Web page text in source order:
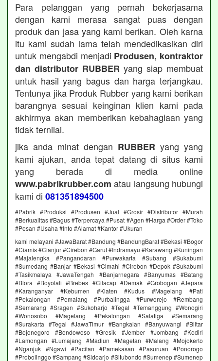
Para pelanggan yang pernah bekerjasama
dengan kami merasa sangat puas dengan
produk dan jasa yang kami berikan. Oleh karna
itu kami sudah lama telah mendedikasikan diri
untuk mengabdi menjadi Produsen, kontraktor
dan distributor RUBBER yang siap membuat
untuk hasil yang bagus dan harga terjangkau.
Tentunya jika Produk Rubber yang kami berikan
barangnya sesuai keinginan klien kami pada
akhirmya akan memberikan kebahagiaan yang
tidak ternilai.
jika anda minat dengan RUBBER yang yang
kami ajukan, anda tepat datang di situs kami
yang berada di media online
www.pabrikrubber.com atau langsung hubungi
kami di 081351894500
#Pabrik #Produksi #Produsen #Jual #Grosir #Distributor #Murah
#Berkualitas #Bagus #Terpercaya #Pusat #Agen #Harga #Order #Toko
#Pesan #Usaha #Info #Alamat #Kantor #Ukuran
kami melayani #JawaBarat #Bandung #BandungBarat #Bekasi #Bogor
#Ciamis #Cianjur #Cirebon #Garut #Indramayu #Karawang #Kuningan
#Majalengka #Pangandaran #Purwakarta #Subang #Sukabumi
#Sumedang #Banjar #Bekasi #Cimahi #Cirebon #Depok #Sukabumi
#Tasikmalaya #JawaTengah #Banjarnegara #Banyumas #Batang
#Blora #Boyolali #Brebes #Cilacap #Demak #Grobogan #Jepara
#Karanganyar #Kebumen #Klaten #Kudus #Magelang #Pati
#Pekalongan #Pemalang #Purbalingga #Purworejo #Rembang
#Semarang #Sragen #Sukoharjo #Tegal #Temanggung #Wonogiri
#Wonosobo #Magelang #Pekalongan #Salatiga #Semarang
#Surakarta #Tegal #JawaTimur #Bangkalan #Banyuwangi #Blitar
#Bojonegoro #Bondowoso #Gresik #Jember #Jombang #Kediri
#Lamongan #Lumajang #Madiun #Magetan #Malang #Mojokerto
#Nganjuk #Ngawi #Pacitan #Pamekasan #Pasuruan #Ponorogo
#Probolinggo #Sampang #Sidoarjo #Situbondo #Sumenep #Sumenep